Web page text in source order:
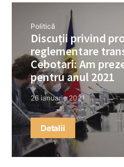
Politică
Discuții privind
reglementare
Cebotari: Am
pentru anul 2021
26 ianuarie 2021
Detalii